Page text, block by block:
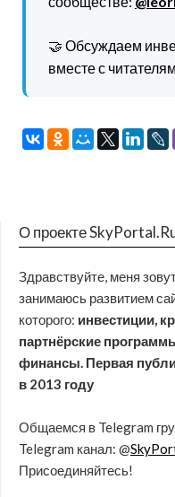
🤝 Обсуждаем
вместе с
О проекте
Здравствуйте, меня
занимаюсь развитием
которого: инвестиции,
партнёрские
финансы. Первая
в 2013 году
Общаемся в Telegram
Telegram канал: @
Присоединяйтесь!